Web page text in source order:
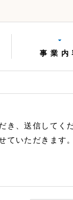
事 業 内
き、送信してく
ていただきます。